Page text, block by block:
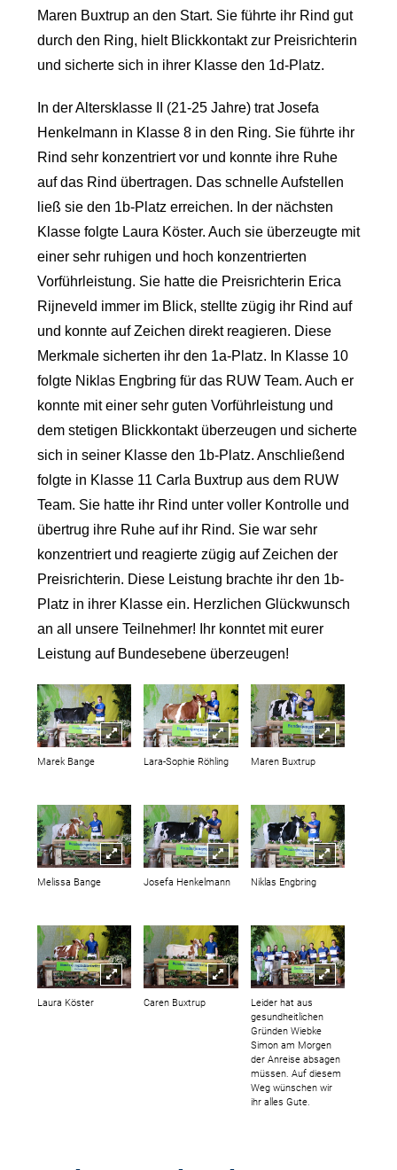
Maren Buxtrup an den Start. Sie führte ihr Rind gut
durch den Ring, hielt Blickkontakt zur Preisrichterin
und sicherte sich in ihrer Klasse den 1d-Platz.
In der Altersklasse II (21-25 Jahre) trat Josefa
Henkelmann in Klasse 8 in den Ring. Sie führte ihr
Rind sehr konzentriert vor und konnte ihre Ruhe
auf das Rind übertragen. Das schnelle Aufstellen
ließ sie den 1b-Platz erreichen. In der nächsten
Klasse folgte Laura Köster. Auch sie überzeugte mit
einer sehr ruhigen und hoch konzentrierten
Vorführleistung. Sie hatte die Preisrichterin Erica
Rijneveld immer im Blick, stellte zügig ihr Rind auf
und konnte auf Zeichen direkt reagieren. Diese
Merkmale sicherten ihr den 1a-Platz. In Klasse 10
folgte Niklas Engbring für das RUW Team. Auch er
konnte mit einer sehr guten Vorführleistung und
dem stetigen Blickkontakt überzeugen und sicherte
sich in seiner Klasse den 1b-Platz. Anschließend
folgte in Klasse 11 Carla Buxtrup aus dem RUW
Team. Sie hatte ihr Rind unter voller Kontrolle und
übertrug ihre Ruhe auf ihr Rind. Sie war sehr
konzentriert und reagierte zügig auf Zeichen der
Preisrichterin. Diese Leistung brachte ihr den 1b-
Platz in ihrer Klasse ein. Herzlichen Glückwunsch
an all unsere Teilnehmer! Ihr konntet mit eurer
Leistung auf Bundesebene überzeugen!
Marek Bange Lara-Sophie Röhling Maren Buxtrup
Melissa Bange Josefa Henkelmann Niklas Engbring
Laura Köster Caren Buxtrup
Leider hat aus
gesundheitlichen
Gründen Wiebke
Simon am Morgen
der Anreise absagen
müssen. Auf diesem
Weg wünschen wir
ihr alles Gute.